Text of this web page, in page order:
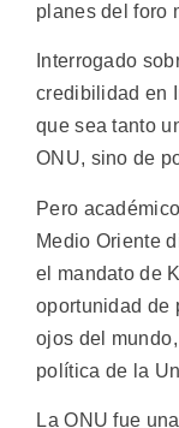
planes del foro
Interrogado
credibilidad en
que sea tanto
ONU, sino de
Pero
Medio Oriente
el mandato de
oportunidad de
ojos del
política de la
La ONU fue